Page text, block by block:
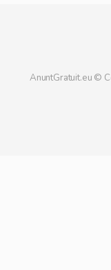
AnuntGratuit.eu ©